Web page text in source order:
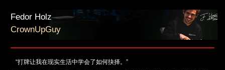
Fedor Holz
CrownUpGuy
“打牌让我在现实生活中学会了如何抉择。”